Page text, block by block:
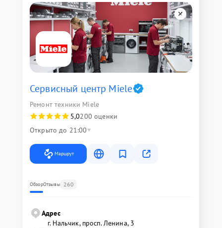
Сервисный центр Miele
Ремонт техники Miele
5,0200 оценки
Открыто до 21:00
Маршрут
ОбзорОтзывы 260
Адрес
г. Нальчик, просп. Ленина, 3